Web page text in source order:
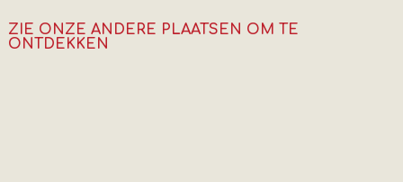
ZIE ONZE ANDERE PLAATSEN OM TE
ONTDEKKEN